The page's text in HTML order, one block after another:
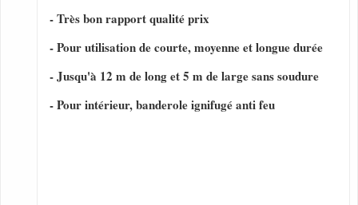
- Très bon rapport qualité prix
- Pour utilisation de courte, moyenne et longue durée
- Jusqu'à 12 m de long et 5 m de large sans soudure
- Pour intérieur, banderole ignifugé anti feu